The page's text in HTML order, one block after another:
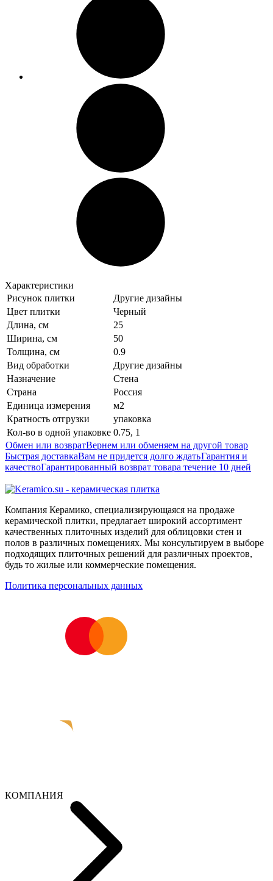
Характеристики
Рисунок плитки
Другие дизайны
Цвет плитки
Черный
Длина, см
25
Ширина, см
50
Толщина, см
0.9
Вид обработки
Другие дизайны
Назначение
Стена
Страна
Россия
Единица измерения
м2
Кратность отгрузки
упаковка
Кол-во в одной упаковке 0.75, 1
Обмен или возвратВернем или обменяем на другой товар
Быстрая доставкаВам не придется долго ждатьГарантия и
качествоГарантированный возврат товара течение 10 дней
Компания Керамико, специализирующаяся на продаже
керамической плитки, предлагает широкий ассортимент
качественных плиточных изделий для облицовки стен и
полов в различных помещениях. Мы консультируем в выборе
подходящих плиточных решений для различных проектов,
будь то жилые или коммерческие помещения.
Политика персональных данных
КОМПАНИЯ